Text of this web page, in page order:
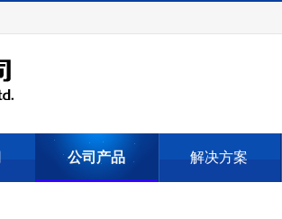
公司产品 解决方案